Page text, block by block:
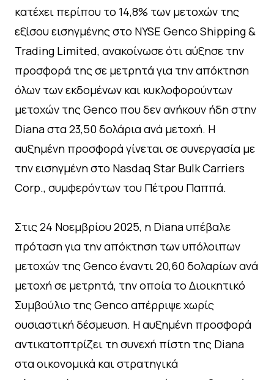
κατέχει περίπου το 14,8% των μετοχών της
εξίσου εισηγμένης στο ΝYSE Genco Shipping &
Trading Limited, ανακοίνωσε ότι αύξησε την
προσφορά της σε μετρητά για την απόκτηση
όλων των εκδομένων και κυκλοφορούντων
μετοχών της Genco που δεν ανήκουν ήδη στην
Diana στα 23,50 δολάρια ανά μετοχή. Η
αυξημένη προσφορά γίνεται σε συνεργασία με
την εισηγμένη στο Nasdaq Star Bulk Carriers
Corp., συμφερόντων του Πέτρου Παππά.
Στις 24 Νοεμβρίου 2025, η Diana υπέβαλε
πρόταση για την απόκτηση των υπόλοιπων
μετοχών της Genco έναντι 20,60 δολαρίων ανά
μετοχή σε μετρητά, την οποία το Διοικητικό
Συμβούλιο της Genco απέρριψε χωρίς
ουσιαστική δέσμευση. Η αυξημένη προσφορά
αντικατοπτρίζει τη συνεχή πίστη της Diana
στα οικονομικά και στρατηγικά